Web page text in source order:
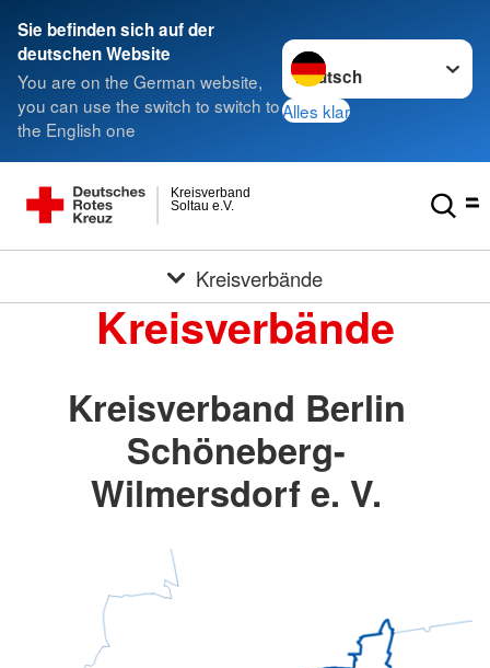
Sie befinden sich auf der
deutschen Website
You are on the German website,
you can use the switch to switch to
the English one
Sprache wechseln zu
Alles klar
Soltau e.V.
Kreisverband
Kreisverbände
Kreisverbände
Kreisverband Berlin
Schöneberg-
Wilmersdorf e. V.